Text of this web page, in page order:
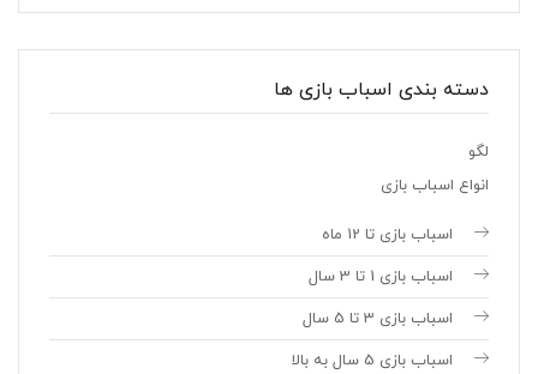
دسته بندی اسباب بازی ها
لگو
انواع اسباب بازی
اسباب بازی تا 12 ماه
اسباب بازی 1 تا 3 سال
اسباب بازی 3 تا 5 سال
اسباب بازی 5 سال به بالا